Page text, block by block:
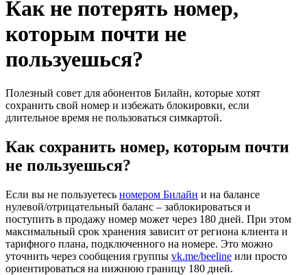
Как не потерять номер,
которым почти не
пользуешься?
Полезный совет для абонентов Билайн, которые хотят
сохранить свой номер и избежать блокировки, если
длительное время не пользоваться симкартой.
Как сохранить номер, которым почти
не пользуешься?
Если вы не пользуетесь номером Билайн и на балансе
нулевой/отрицательный баланс – заблокироваться и
поступить в продажу номер может через 180 дней. При этом
максимальный срок хранения зависит от региона клиента и
тарифного плана, подключенного на номере. Это можно
уточнить через сообщения группы vk.me/beeline или просто
ориентироваться на нижнюю границу 180 дней.